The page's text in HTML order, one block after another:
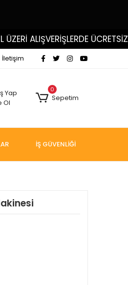
ALIŞVERİŞLERDE ÜCRETSİZ
İletişim
Yap
Ol
0
Sepetim
İŞ GÜVENLİĞİ